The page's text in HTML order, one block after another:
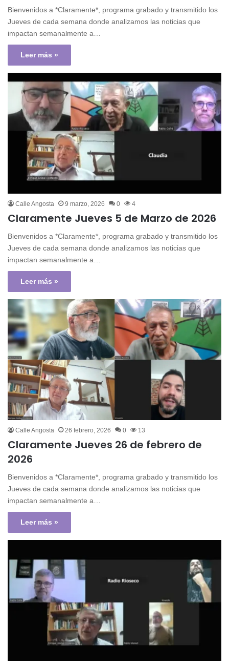
Bienvenidos a *Claramente*, programa grabado y transmitido los
Jueves de cada semana donde analizamos las noticias que
impactan semanalmente a…
Leer más »
Calle Angosta 9 marzo, 2026 0 4
Claramente Jueves 5 de Marzo de 2026
Bienvenidos a *Claramente*, programa grabado y transmitido los
Jueves de cada semana donde analizamos las noticias que
impactan semanalmente a…
Leer más »
Calle Angosta 26 febrero, 2026 0 13
Claramente Jueves 26 de febrero de
2026
Bienvenidos a *Claramente*, programa grabado y transmitido los
Jueves de cada semana donde analizamos las noticias que
impactan semanalmente a…
Leer más »